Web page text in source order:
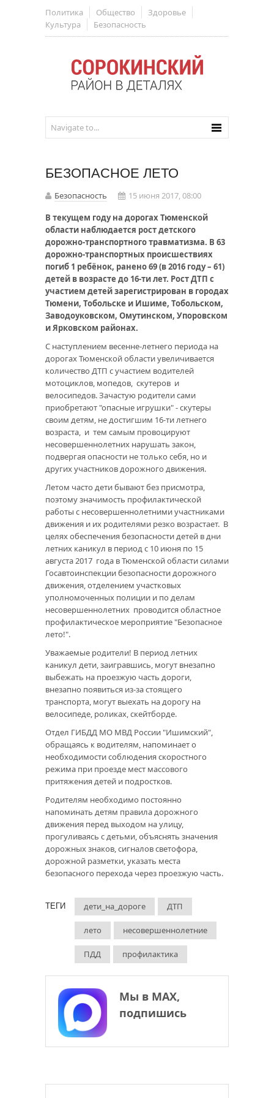
Политика Общество
Здоровье
Культура
Безопасность
БЕЗОПАСНОЕ ЛЕТО
Безопасность
15 июня 2017, 08:00
В текущем году на дорогах Тюменской
области наблюдается рост детского
дорожно-транспортного травматизма. В 63
дорожно-транспортных происшествиях
погиб 1 ребёнок, ранено 69 (в 2016 году – 61)
детей в возрасте до 16-ти лет. Рост ДТП с
участием детей зарегистрирован в городах
Тюмени, Тобольске и Ишиме, Тобольском,
Заводоуковском, Омутинском, Упоровском
и Ярковском районах.
С наступлением весенне-летнего периода на
дорогах Тюменской области увеличивается
количество ДТП с участием водителей
мотоциклов, мопедов, скутеров и
велосипедов. Зачастую родители сами
приобретают "опасные игрушки" - скутеры
своим детям, не достигшим 16-ти летнего
возраста, и тем самым провоцируют
несовершеннолетних нарушать закон,
подвергая опасности не только себя, но и
других участников дорожного движения.
Летом часто дети бывают без присмотра,
поэтому значимость профилактической
работы с несовершеннолетними участниками
движения и их родителями резко возрастает. В
целях обеспечения безопасности детей в дни
летних каникул в период с 10 июня по 15
августа 2017 года в Тюменской области силами
Госавтоинспекции безопасности дорожного
движения, отделением участковых
уполномоченных полиции и по делам
несовершеннолетних проводится областное
профилактическое мероприятие "Безопасное
лето!".
Уважаемые родители! В период летних
каникул дети, заигравшись, могут внезапно
выбежать на проезжую часть дороги,
внезапно появиться из-за стоящего
транспорта, могут выехать на дорогу на
велосипеде, роликах, скейтборде.
Отдел ГИБДД МО МВД России "Ишимский",
обращаясь к водителям, напоминает о
необходимости соблюдения скоростного
режима при проезде мест массового
притяжения детей и подростков.
Родителям необходимо постоянно
напоминать детям правила дорожного
движения перед выходом на улицу,
прогуливаясь с детьми, объяснять значения
дорожных знаков, сигналов светофора,
дорожной разметки, указать места
безопасного перехода через проезжую часть.
ТЕГИ дети_на_дороге ДТП
лето несовершеннолетние
ПДД профилактика
Мы в МАХ,
подпишись